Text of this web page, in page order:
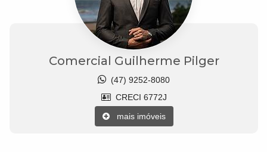
Comercial Guilherme Pilger
(47) 9252-8080
CRECI 6772J
mais imóveis